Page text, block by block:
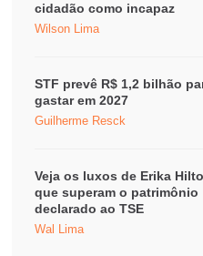
cidadão como incapaz
Wilson Lima
STF prevê R$ 1,2 bilhão
gastar em 2027
Guilherme Resck
Veja os luxos de Erika
que superam o patrimônio
declarado ao TSE
Wal Lima